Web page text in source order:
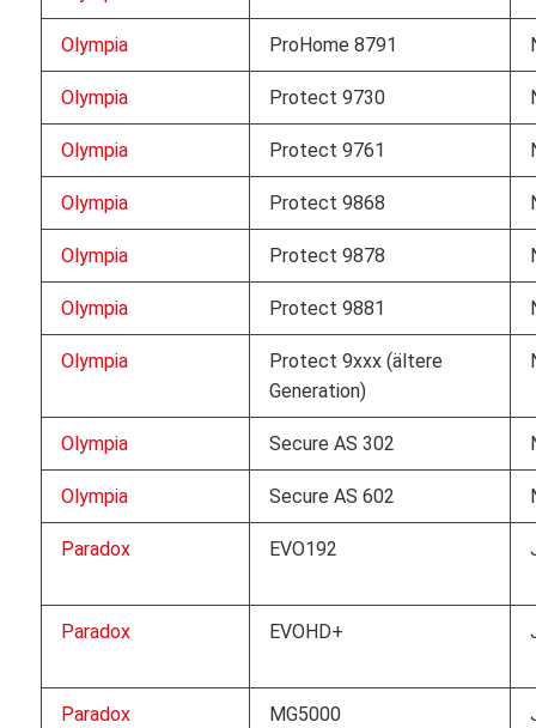
Olympia ProHome 8791
Olympia Protect 9730
Olympia Protect 9761
Olympia Protect 9868
Olympia Protect 9878
Olympia Protect 9881
Olympia
Protect 9xxx (ältere
Generation)
Olympia Secure AS 302
Olympia Secure AS 602
Paradox EVO192
Paradox EVOHD+
Paradox MG5000